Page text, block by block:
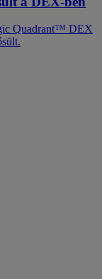
Quadrant™ DEX